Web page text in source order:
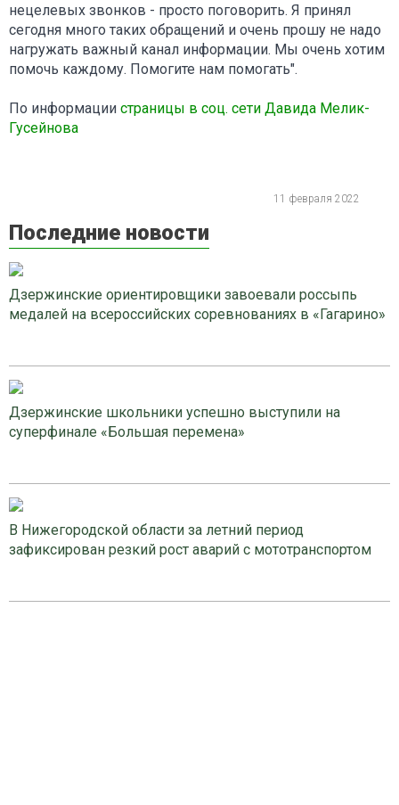
нецелевых звонков - просто поговорить. Я принял
сегодня много таких обращений и очень прошу не надо
нагружать важный канал информации. Мы очень хотим
помочь каждому. Помогите нам помогать".
По информации страницы в соц. сети Давида Мелик-
Гусейнова
11 февраля 2022
Последние новости
Дзержинские ориентировщики завоевали россыпь
медалей на всероссийских соревнованиях в «Гагарино»
Дзержинские школьники успешно выступили на
суперфинале «Большая перемена»
В Нижегородской области за летний период
зафиксирован резкий рост аварий с мототранспортом